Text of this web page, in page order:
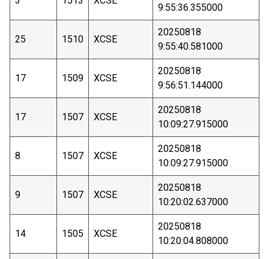
9:55:36.355000
25 1510 XCSE
20250818
9:55:40.581000
17 1509 XCSE
20250818
9:56:51.144000
17 1507 XCSE
20250818
10:09:27.915000
8 1507 XCSE
20250818
10:09:27.915000
9 1507 XCSE
20250818
10:20:02.637000
14 1505 XCSE
20250818
10:20:04.808000